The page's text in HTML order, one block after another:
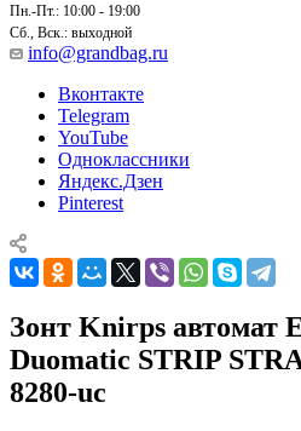
Пн.-Пт.: 10:00 - 19:00
Сб., Вск.: выходной
info@grandbag.ru
Вконтакте
Telegram
YouTube
Одноклассники
Яндекс.Дзен
Pinterest
Зонт Knirps автомат
Duomatic STRIP
8280-uc